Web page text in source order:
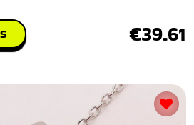
€39.61